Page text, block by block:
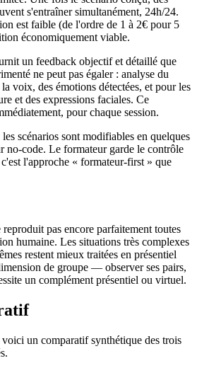
s'entraîner simultanément, 24h/24.
est faible (de l'ordre de 1 à 2€ pour 5
économiquement viable.
un feedback objectif et détaillé que
ne peut pas égaler : analyse du
voix, des émotions détectées, et pour les
et des expressions faciales. Ce
pour chaque session.
scénarios sont modifiables en quelques
no-code. Le formateur garde le contrôle
l'approche « formateur-first » que
pas encore parfaitement toutes
humaine. Les situations très complexes
restent mieux traitées en présentiel
de groupe — observer ses pairs,
un complément présentiel ou virtuel.
un comparatif synthétique des trois